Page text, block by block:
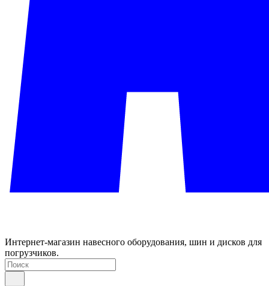
Интернет-магазин навесного оборудования, шин и дисков для
погрузчиков.